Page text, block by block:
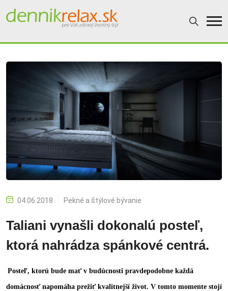
04.06.2018 Pekné a štýlové bývanie
Taliani vynašli dokonalú posteľ,
ktorá nahrádza spánkové centrá.
Posteľ, ktorú bude mať v budúcnosti pravdepodobne každá
domácnosť napomáha prežiť kvalitnejší život. V tomto momente stojí